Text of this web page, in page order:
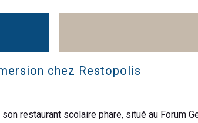
chez Restopolis
restaurant scolaire phare, situé au Forum